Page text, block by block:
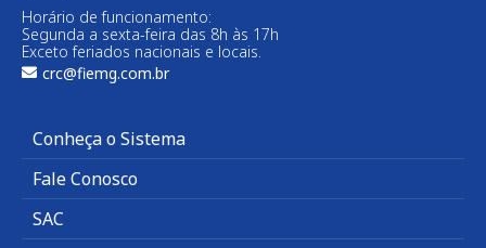
Horário de funcionamento:
Segunda a sexta-feira das 8h às 17h
Exceto feriados nacionais e locais.
crc@fiemg.com.br
Conheça o Sistema
Fale Conosco
SAC